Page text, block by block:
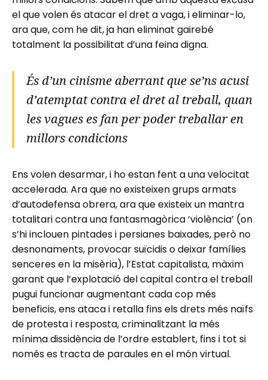
el que volen és atacar el dret a vaga, i eliminar-lo,
ara que, com he dit, ja han eliminat gairebé
totalment la possibilitat d’una feina digna.
És d’un cinisme aberrant que se’ns acusi
d’atemptat contra el dret al treball, quan
les vagues es fan per poder treballar en
millors condicions
Ens volen desarmar, i ho estan fent a una velocitat
accelerada. Ara que no existeixen grups armats
d’autodefensa obrera, ara que existeix un mantra
totalitari contra una fantasmagòrica ‘violència’ (on
s’hi inclouen pintades i persianes baixades, però no
desnonaments, provocar suïcidis o deixar famílies
senceres en la misèria), l’Estat capitalista, màxim
garant que l’explotació del capital contra el treball
pugui funcionar augmentant cada cop més
beneficis, ens ataca i retalla fins els drets més naïfs
de protesta i resposta, criminalitzant la més
mínima dissidència de l’ordre establert, fins i tot si
només es tracta de paraules en el món virtual.